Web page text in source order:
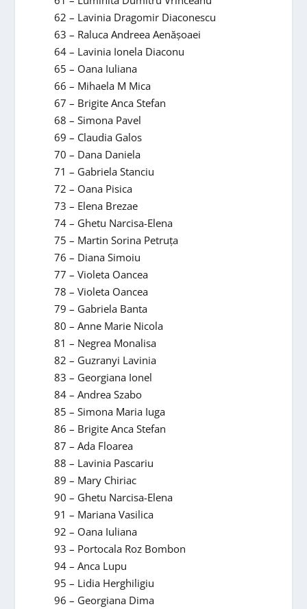
62 – Lavinia Dragomir Diaconescu
63 – Raluca Andreea Aenășoaei
64 – Lavinia Ionela Diaconu
65 – Oana Iuliana
66 – Mihaela M Mica
67 – Brigite Anca Stefan
68 – Simona Pavel
69 – Claudia Galos
70 – Dana Daniela
71 – Gabriela Stanciu
72 – Oana Pisica
73 – Elena Brezae
74 – Ghetu Narcisa-Elena
75 – Martin Sorina Petruța
76 – Diana Simoiu
77 – Violeta Oancea
78 – Violeta Oancea
79 – Gabriela Banta
80 – Anne Marie Nicola
81 – Negrea Monalisa
82 – Guzranyi Lavinia
83 – Georgiana Ionel
84 – Andrea Szabo
85 – Simona Maria Iuga
86 – Brigite Anca Stefan
87 – Ada Floarea
88 – Lavinia Pascariu
89 – Mary Chiriac
90 – Ghetu Narcisa-Elena
91 – Mariana Vasilica
92 – Oana Iuliana
93 – Portocala Roz Bombon
94 – Anca Lupu
95 – Lidia Herghiligiu
96 – Georgiana Dima